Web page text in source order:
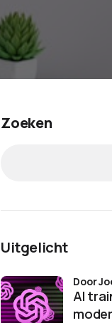
Zoeken
Uitgelicht
AI
door